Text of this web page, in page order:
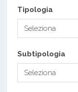
Tipologia
Subtipologia